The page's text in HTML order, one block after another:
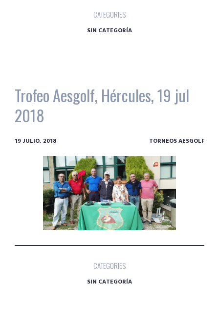
CATEGORIES
SIN CATEGORÍA
Trofeo Aesgolf, Hércules, 19 jul
2018
19 JULIO, 2018 TORNEOS AESGOLF
CATEGORIES
SIN CATEGORÍA